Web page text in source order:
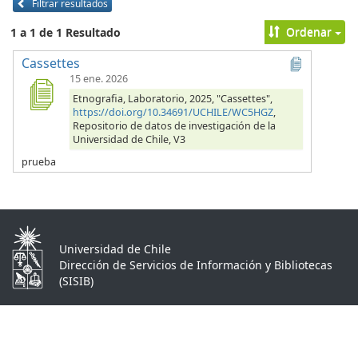
Filtrar resultados
1 a 1 de 1 Resultado Ordenar
Cassettes
15 ene. 2026
Etnografia, Laboratorio, 2025, "Cassettes",
https://doi.org/10.34691/UCHILE/WC5HGZ,
Repositorio de datos de investigación de la
Universidad de Chile, V3
prueba
Universidad de Chile
Dirección de Servicios de Información y Bibliotecas
(SISIB)